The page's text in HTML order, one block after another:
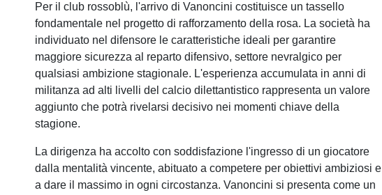
Per il club rossoblù, l'arrivo di Vanoncini costituisce un tassello
fondamentale nel progetto di rafforzamento della rosa. La società ha
individuato nel difensore le caratteristiche ideali per garantire
maggiore sicurezza al reparto difensivo, settore nevralgico per
qualsiasi ambizione stagionale. L'esperienza accumulata in anni di
militanza ad alti livelli del calcio dilettantistico rappresenta un valore
aggiunto che potrà rivelarsi decisivo nei momenti chiave della
stagione.
La dirigenza ha accolto con soddisfazione l'ingresso di un giocatore
dalla mentalità vincente, abituato a competere per obiettivi ambiziosi e
a dare il massimo in ogni circostanza. Vanoncini si presenta come un